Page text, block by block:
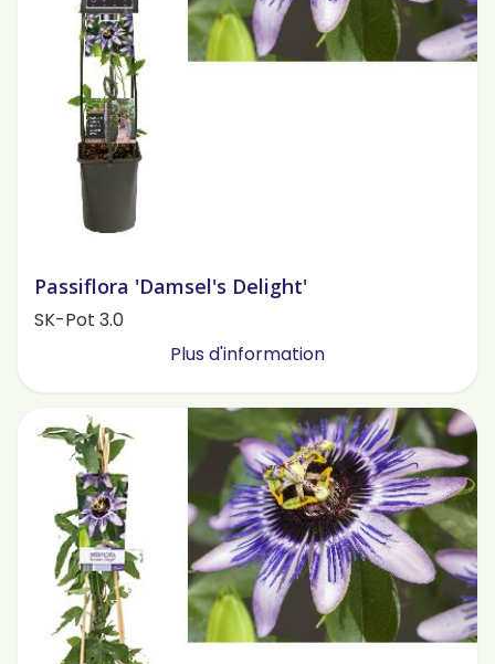
Passiflora 'Damsel's Delight'
SK-Pot 3.0
Plus d'information